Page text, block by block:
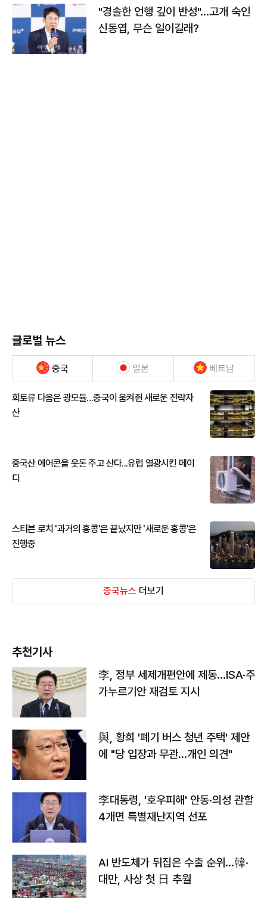
"경솔한 언행 깊이 반성"…고개 숙인
신동엽, 무슨 일이길래?
글로벌 뉴스
중국 일본 베트남
희토류 다음은 광모듈…중국이 움켜쥔 새로운 전략자
산
중국산 에어콘을 웃돈 주고 산다...유럽 열광시킨 메이
디
스티븐 로치 '과거의 홍콩'은 끝났지만 '새로운 홍콩'은
진행중
중국뉴스 더보기
추천기사
李, 정부 세제개편안에 제동…ISA·주
가누르기안 재검토 지시
與, 황희 '폐기 버스 청년 주택' 제안
에 "당 입장과 무관…개인 의견"
李대통령, '호우피해' 안동·의성 관할
4개면 특별재난지역 선포
AI 반도체가 뒤집은 수출 순위…韓·
대만, 사상 첫 日 추월